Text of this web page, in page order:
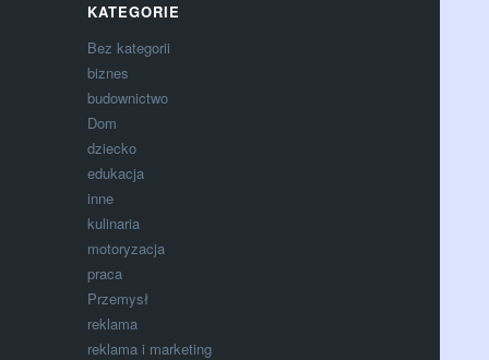
KATEGORIE
Bez kategorii
biznes
budownictwo
Dom
dziecko
edukacja
inne
kulinaria
motoryzacja
praca
Przemysł
reklama
reklama i marketing